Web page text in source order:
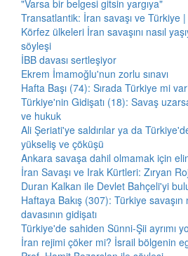
"Varsa bir belgesi gitsin yargıya"
Transatlantik: İran savaşı ve Türkiye |
Körfez ülkeleri İran savaşını nasıl
söyleşi
İBB davası sertleşiyor
Ekrem İmamoğlu'nun zorlu sınavı
Hafta Başı (74): Sırada Türkiye mi
Türkiye'nin Gidişatı (18): Savaş
ve hukuk
Ali Şeriati'ye saldırılar ya da
yükseliş ve çöküşü
Ankara savaşa dahil olmamak için
İran Savaşı ve Irak Kürtleri: Zıryan
Duran Kalkan ile Devlet Bahçeli'yi
Haftaya Bakış (307): Türkiye
davasının gidişatı
Türkiye'de sahiden Sünni-Şii ayrımı
İran rejimi çöker mi? İsrail bölgenin